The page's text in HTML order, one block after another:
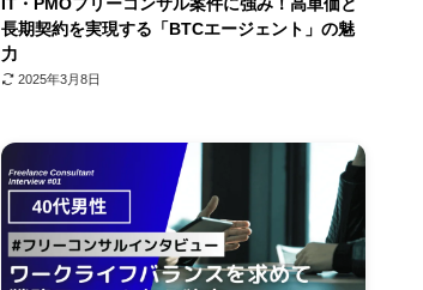
長期契約を実現する「BTCエージェント」の魅
力
2025年3月8日